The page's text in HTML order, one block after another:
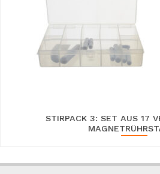
STIRPACK 3: SET AUS 17